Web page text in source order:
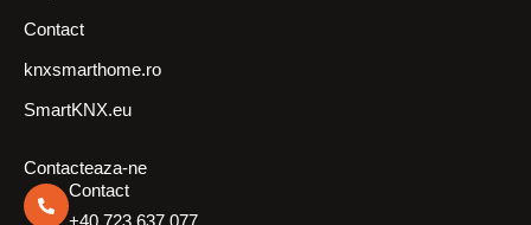
Contact
knxsmarthome.ro
SmartKNX.eu
Contacteaza-ne
Contact
+40.723.637.077